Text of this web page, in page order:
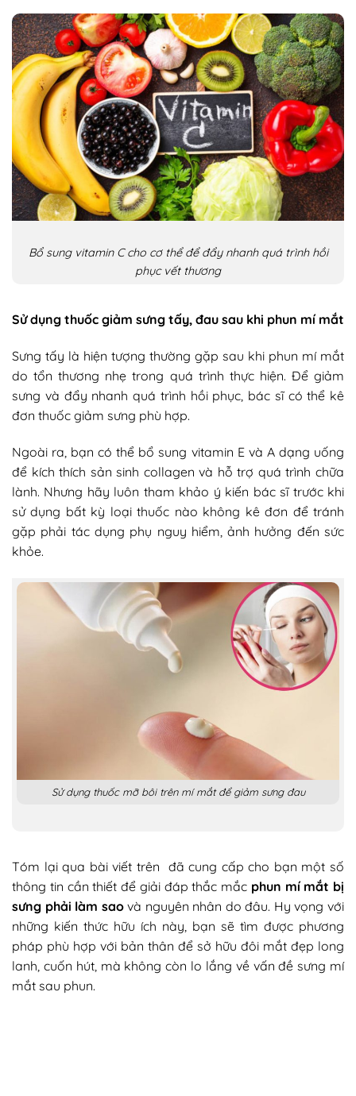
Bổ sung vitamin C cho cơ thể để đẩy nhanh quá trình hồi
phục vết thương
Sử dụng thuốc giảm sưng tấy, đau sau khi phun mí mắt
Sưng tấy là hiện tượng thường gặp sau khi phun mí mắt
do tổn thương nhẹ trong quá trình thực hiện. Để giảm
sưng và đẩy nhanh quá trình hồi phục, bác sĩ có thể kê
đơn thuốc giảm sưng phù hợp.
Ngoài ra, bạn có thể bổ sung vitamin E và A dạng uống
để kích thích sản sinh collagen và hỗ trợ quá trình chữa
lành. Nhưng hãy luôn tham khảo ý kiến bác sĩ trước khi
sử dụng bất kỳ loại thuốc nào không kê đơn để tránh
gặp phải tác dụng phụ nguy hiểm, ảnh hưởng đến sức
khỏe.
Sử dụng thuốc mỡ bôi trên mí mắt để giảm sưng đau
Tóm lại qua bài viết trên đã cung cấp cho bạn một số
thông tin cần thiết để giải đáp thắc mắc phun mí mắt bị
sưng phải làm saovà nguyên nhân do đâu. Hy vọng với
những kiến thức hữu ích này, bạn sẽ tìm được phương
pháp phù hợp với bản thân để sở hữu đôi mắt đẹp long
lanh, cuốn hút, mà không còn lo lắng về vấn đề sưng mí
mắt sau phun.